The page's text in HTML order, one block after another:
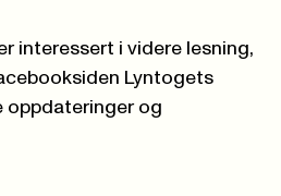
interessert i videre lesning,
Lyntogets
og